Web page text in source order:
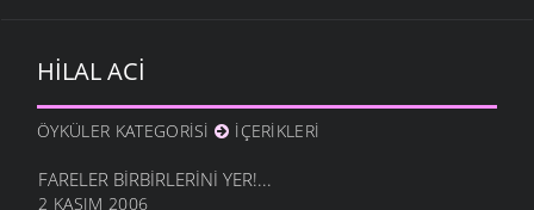
HILAL ACI
ÖYKÜLER KATEGORISI İÇERIKLERI
FARELER BIRBIRLERINI YER!...
2 KASIM 2006